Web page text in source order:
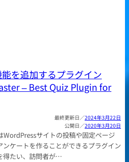
を追加するプラグイン
– Best Quiz Plugin for
2024年3月22日
2020年3月20日
WordPressサイトの投稿や固定ページ
ケートを作ることができるプラグイン
得たい、訪問者が…